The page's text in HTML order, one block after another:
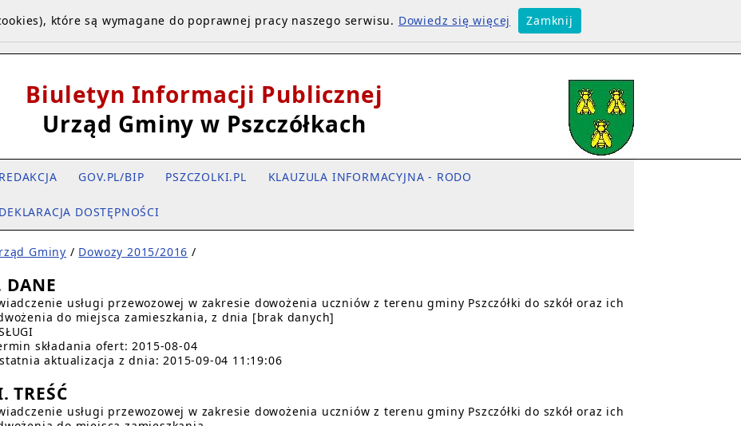
Biuletyn Informacji Publicznej
Urząd Gminy w Pszczółkach
REDAKCJA GOV.PL/BIP PSZCZOLKI.PL KLAUZULA INFORMACYJNA - RODO
DEKLARACJA DOSTĘPNOŚCI
Gminy / Dowozy 2015/2016 /
DANE
usługi przewozowej w zakresie dowożenia uczniów z terenu gminy Pszczółki do szkół oraz ich
do miejsca zamieszkania, z dnia [brak danych]
składania ofert: 2015-08-04
aktualizacja z dnia: 2015-09-04 11:19:06
TREŚĆ
usługi przewozowej w zakresie dowożenia uczniów z terenu gminy Pszczółki do szkół oraz ich
które są wymagane do poprawnej pracy naszego serwisu. Dowiedz się więcej Zamknij